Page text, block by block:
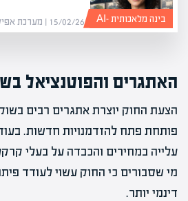
15/02/26 | מערכת אפיק בינה מלאכותית -AI
האתגרים והפוטנציאל
הצעת החוק יוצרת אתגרים רבים
פותחת פתח להזדמנויות חדשות.
עלייה במחירים והכבדה על בעלי
מי שסבורים כי החוק עשוי לעודד
דינמי יותר.